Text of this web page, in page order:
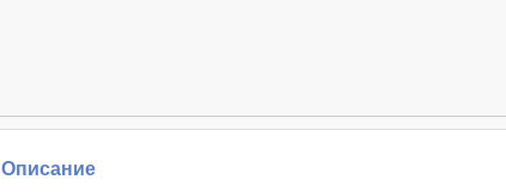
Описание